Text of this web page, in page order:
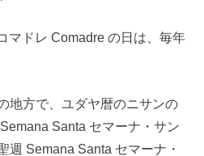
マドレ Comadre の日は、毎年
地方で、ユダヤ暦のニサンの
Santa セマーナ・サン
週 Semana Santa セマーナ・